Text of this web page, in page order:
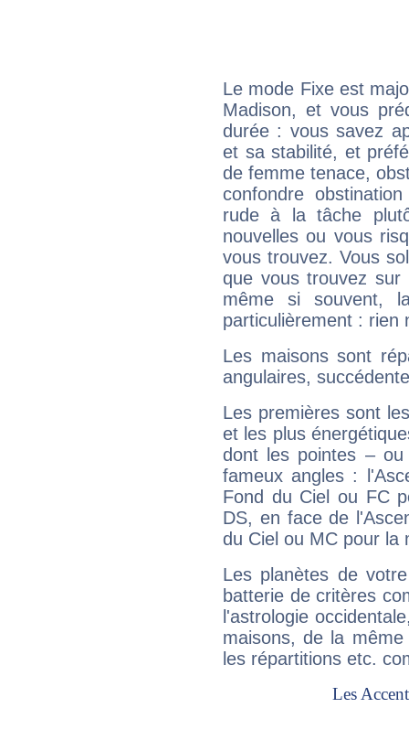
Le mode Fixe est
Madison, et vous
durée : vous savez
et sa stabilité, et
de femme tenace,
confondre
rude à la tâche
nouvelles ou vous
vous trouvez. Vous
que vous trouvez
même si souvent,
particulièrement : rien
Les maisons sont
angulaires,
Les premières sont
et les plus
dont les pointes –
fameux angles :
Fond du Ciel ou FC
DS, en face de
du Ciel ou MC pour la
Les planètes de
batterie de critères
l'astrologie
maisons, de la
les répartitions etc.